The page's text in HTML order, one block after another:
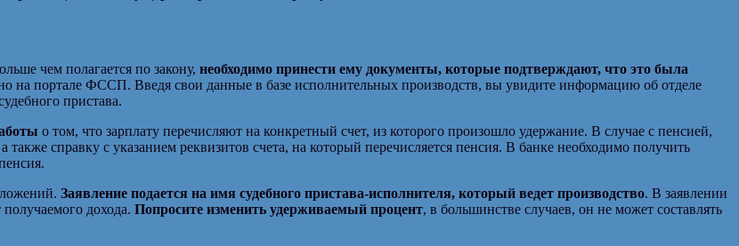
чем полагается по закону, необходимо принести ему документы, которые подтверждают, что это была
на портале ФССП. Введя свои данные в базе исполнительных производств, вы увидите информацию об отделе
пристава.
о том, что зарплату перечисляют на конкретный счет, из которого произошло удержание. В случае с пенсией,
а также справку с указанием реквизитов счета, на который перечисляется пенсия. В банке необходимо получить
Заявление подается на имя судебного пристава-исполнителя, который ведет производство. В заявлении
дохода. Попросите изменить удерживаемый процент, в большинстве случаев, он не может составлять